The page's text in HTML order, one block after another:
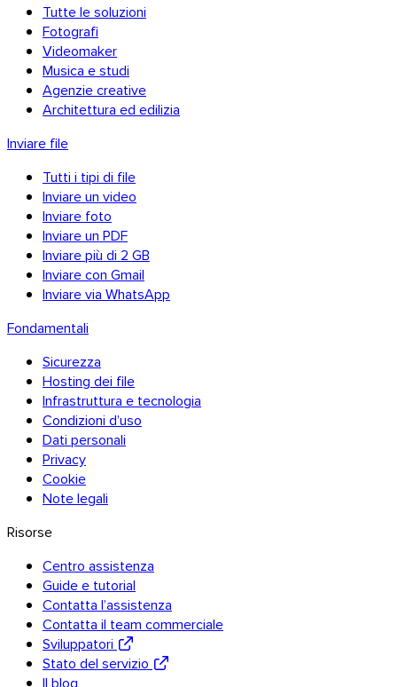
Tutte le soluzioni
Fotografi
Videomaker
Musica e studi
Agenzie creative
Architettura ed edilizia
Inviare file
Tutti i tipi di file
Inviare un video
Inviare foto
Inviare un PDF
Inviare più di 2 GB
Inviare con Gmail
Inviare via WhatsApp
Fondamentali
Sicurezza
Hosting dei file
Infrastruttura e tecnologia
Condizioni d’uso
Dati personali
Privacy
Cookie
Note legali
Risorse
Centro assistenza
Guide e tutorial
Contatta l’assistenza
Contatta il team commerciale
Sviluppatori
Stato del servizio
Il blog